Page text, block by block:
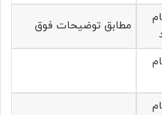
مطابق توضیحات فوق